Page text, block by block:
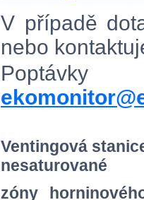
V případě
nebo
Ventingová
nesaturované
zóny